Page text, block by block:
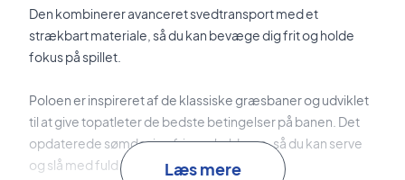
Den kombinerer avanceret svedtransport med et
strækbart materiale, så du kan bevæge dig frit og holde
fokus på spillet.
Poloen er inspireret af de klassiske græsbaner og udviklet
til at give topatleter de bedste betingelser på banen. Det
opdaterede sømdesign frigør skuldrene, så du kan serve
og slå med fuld bevægelsesfrihed.
Læs mere